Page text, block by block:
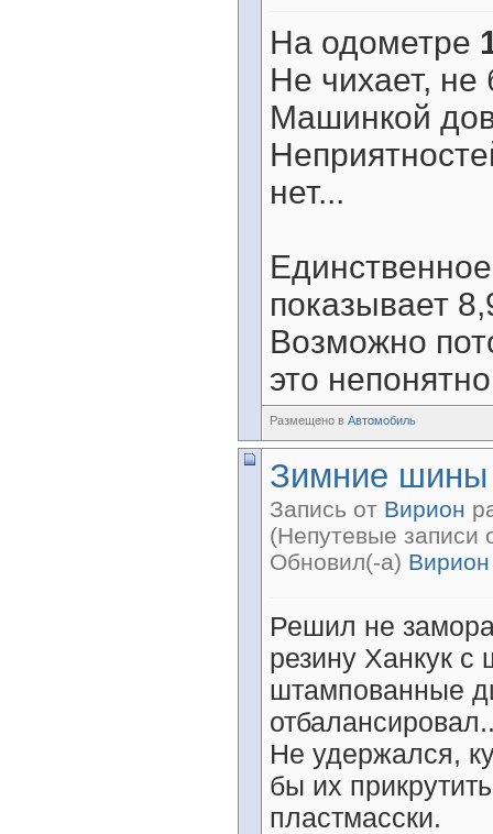
На одометре
Не чихает, не
Машинкой
нет...
показывает
Возможно
это
Размещено в Автомобиль
Зимние шины
Запись от Вирион
(Непутевые записи
Обновил(-а) Вирион
Решил не
резину Ханкук
штампованные
Не удержался,
бы их
пластмасски.